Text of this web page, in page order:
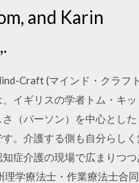
and Karin
Craft (マインド・クラフ
イギリスの学者トム・キ
（パーソン）を中心とし
す。介護する側も自分らし
症介護の現場で広まりつ
理学療法士・作業療法士合